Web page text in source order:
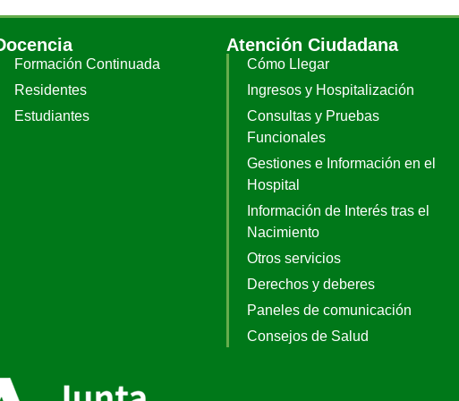
Formación Continuada
Residentes
Estudiantes
Atención Ciudadana
Cómo Llegar
Ingresos y Hospitalización
Consultas y Pruebas
Funcionales
Gestiones e Información en el
Hospital
Información de Interés tras el
Nacimiento
Otros servicios
Derechos y deberes
Paneles de comunicación
Consejos de Salud